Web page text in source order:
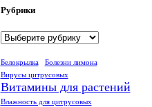
Рубрики
Рубрики
Белокрылка
Болезни лимона
Вирусы цитрусовых
Витамины для растений
Влажность для цитрусовых